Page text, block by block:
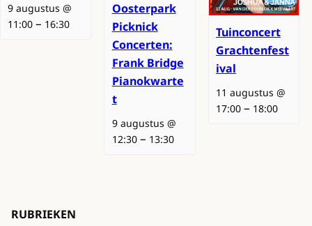
9 augustus @
11:00 – 16:30
Oosterpark
Picknick
Concerten:
Frank Bridge
Pianokwarte
t
9 augustus @
12:30– 13:30
Tuinconcert
Grachtenfest
ival
11 augustus @
17:00– 18:00
RUBRIEKEN